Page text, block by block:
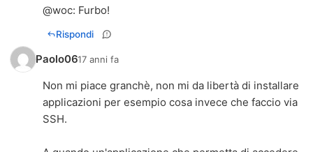
@woc: Furbo!
Rispondi
Paolo0617 anni fa
Non mi piace granchè, non mi da libertà di installare
applicazioni per esempio cosa invece che faccio via
SSH.